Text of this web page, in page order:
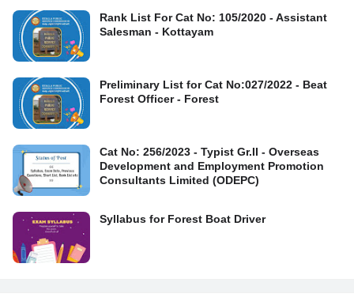
Rank List For Cat No: 105/2020 - Assistant
Salesman - Kottayam
Preliminary List for Cat No:027/2022 - Beat
Forest Officer - Forest
Cat No: 256/2023 - Typist Gr.II - Overseas
Development and Employment Promotion
Consultants Limited (ODEPC)
Syllabus for Forest Boat Driver